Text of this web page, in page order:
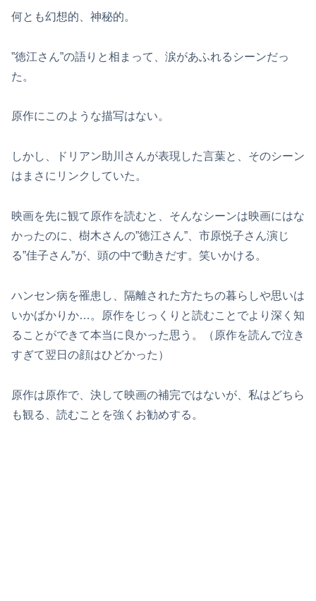
何とも幻想的、神秘的。
”徳江さん”の語りと相まって、涙があふれるシーンだっ
た。
原作にこのような描写はない。
しかし、ドリアン助川さんが表現した言葉と、そのシーン
はまさにリンクしていた。
映画を先に観て原作を読むと、そんなシーンは映画にはな
かったのに、樹木さんの”徳江さん”、市原悦子さん演じ
る”佳子さん”が、頭の中で動きだす。笑いかける。
ハンセン病を罹患し、隔離された方たちの暮らしや思いは
いかばかりか…。原作をじっくりと読むことでより深く知
ることができて本当に良かった思う。（原作を読んで泣き
すぎて翌日の顔はひどかった）
原作は原作で、決して映画の補完ではないが、私はどちら
も観る、読むことを強くお勧めする。